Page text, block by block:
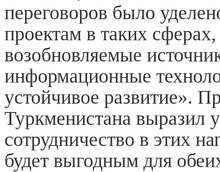
переговоров было
проектам в таких сферах,
возобновляемые
информационные
устойчивое развитие».
Туркменистана выразил
сотрудничество в этих
будет выгодным для